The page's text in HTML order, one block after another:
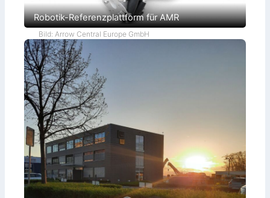
Robotik-Referenzplattform für AMR
Bild: Arrow Central Europe GmbH